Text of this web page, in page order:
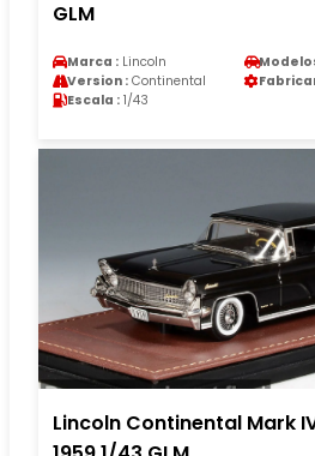
GLM
Marca : Lincoln
Version : Continental
Escala : 1/43
Lincoln Continental Mark